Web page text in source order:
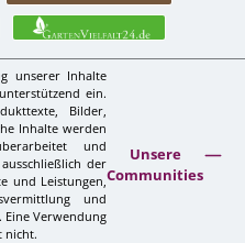
unserer Inhalte
ein.
Bilder,
Inhalte werden
und
der
und Leistungen,
und
Verwendung
nicht.
Unsere
Communities